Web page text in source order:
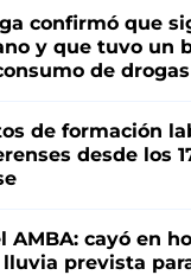
confirmó que
y que tuvo un
de drogas
de formación
desde los
AMBA: cayó en
prevista